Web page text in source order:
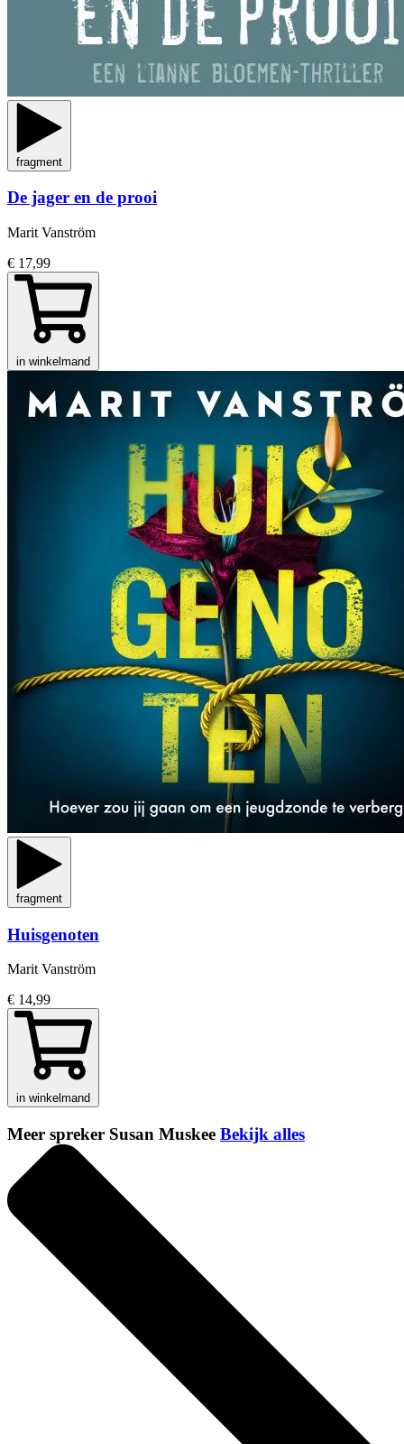
fragment
De jager en de prooi
Marit Vanström
€ 17,99
in winkelmand
fragment
Huisgenoten
Marit Vanström
€ 14,99
in winkelmand
Meer spreker Susan Muskee Bekijk alles